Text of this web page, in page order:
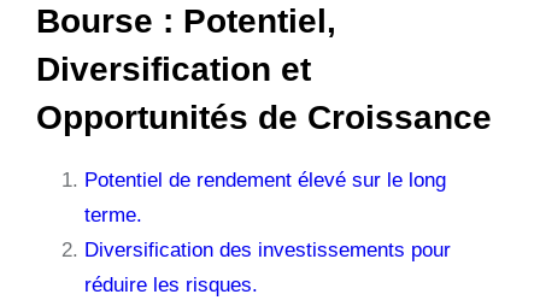
Bourse : Potentiel,
Diversification et
Opportunités de Croissance
Potentiel de rendement élevé sur le long
terme.
Diversification des investissements pour
réduire les risques.